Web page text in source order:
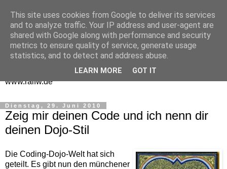
One Man Think Tank
Gedanken
Spontanes und Überlegtes aus meinem "Denkraum" -
www.ralfw.de
Dienstag, 29. Juni 2010
Zeig mir deinen Code und ich nenn dir
deinen Dojo-Stil
Die Coding-Dojo-Welt hat sich
geteilt. Es gibt nun den münchener
This site uses cookies from Google to deliver its services
and to analyze traffic. Your IP address and user-agent are
shared with Google along with performance and security
metrics to ensure quality of service, generate usage
statistics, and to detect and address abuse.
LEARN MORE GOT IT